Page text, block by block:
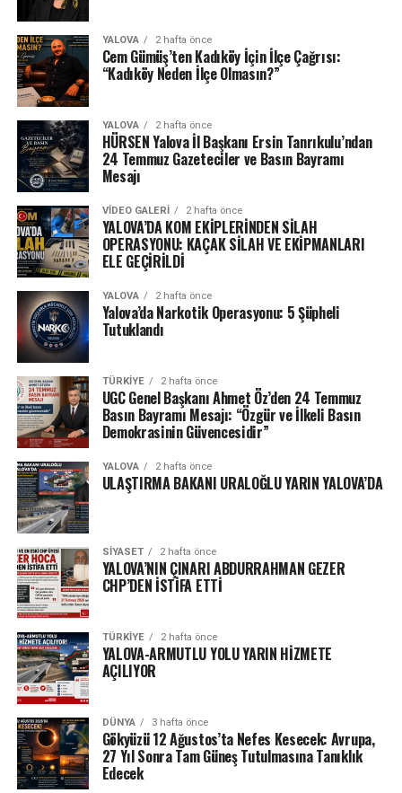
YALOVA 2 hafta önce
Cem Gümüş’ten Kadıköy İçin İlçe Çağrısı:
“Kadıköy Neden İlçe Olmasın?”
YALOVA 2 hafta önce
HÜRSEN Yalova İl Başkanı Ersin Tanrıkulu’ndan
24 Temmuz Gazeteciler ve Basın Bayramı
Mesajı
VIDEO GALERI 2 hafta önce
YALOVA’DA KOM EKİPLERİNDEN SİLAH
OPERASYONU: KAÇAK SİLAH VE EKİPMANLARI
ELE GEÇİRİLDİ
YALOVA 2 hafta önce
Yalova’da Narkotik Operasyonu: 5 Şüpheli
Tutuklandı
TÜRKIYE 2 hafta önce
UGC Genel Başkanı Ahmet Öz’den 24 Temmuz
Basın Bayramı Mesajı: “Özgür ve İlkeli Basın
Demokrasinin Güvencesidir”
YALOVA 2 hafta önce
ULAŞTIRMA BAKANI URALOĞLU YARIN YALOVA’DA
SIYASET 2 hafta önce
YALOVA’NIN ÇINARI ABDURRAHMAN GEZER
CHP’DEN İSTİFA ETTİ
TÜRKIYE 2 hafta önce
YALOVA-ARMUTLU YOLU YARIN HİZMETE
AÇILIYOR
DÜNYA 3 hafta önce
Gökyüzü 12 Ağustos’ta Nefes Kesecek: Avrupa,
27 Yıl Sonra Tam Güneş Tutulmasına Tanıklık
Edecek